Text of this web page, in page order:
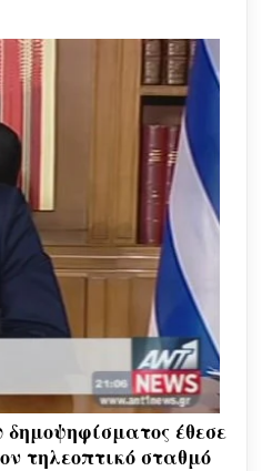
έθεσε
τηλεοπτικό σταθμό